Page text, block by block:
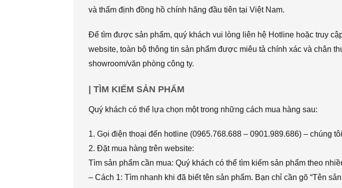
và thẩm định đồng hồ chính hãng đầu tiên tại Việt Nam.
Để tìm được sản phẩm, quý khách vui lòng liên hệ Hotline hoặc truy
website, toàn bộ thông tin sản phẩm được miêu tả chính xác và chân
showroom/văn phòng công ty.
| TÌM KIẾM SẢN PHẨM
Quý khách có thể lựa chọn một trong những cách mua hàng sau:
1. Gọi điện thoại đến hotline (0965.768.688 – 0901.989.686) – chúng
2. Đặt mua hàng trên website:
Tìm sản phẩm cần mua: Quý khách có thể tìm kiếm sản phẩm theo
– Cách 1: Tìm nhanh khi đã biết tên sản phẩm. Bạn chỉ cần gõ “Tên